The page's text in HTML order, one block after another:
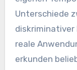
Unterschiede
diskriminativer
reale
erkunden